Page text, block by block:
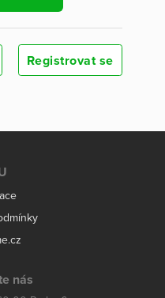
Registrovat se
nás